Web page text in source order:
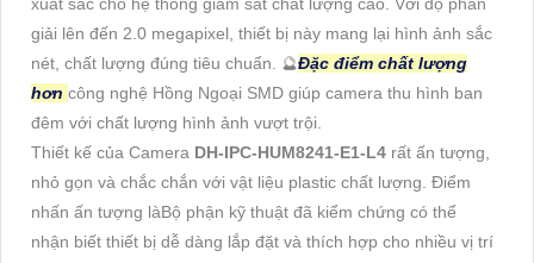
giải lên đến 2.0 megapixel, thiết bị này mang lại hình ảnh sắc
nét, chất lượng đúng tiêu chuẩn. 🔮Đặc điểm chất lượng
hơn công nghệ Hồng Ngoại SMD giúp camera thu hình ban
đêm với chất lượng hình ảnh vượt trội.
Thiết kế của Camera DH-IPC-HUM8241-E1-L4 rất ấn tượng,
nhỏ gọn và chắc chắn với vật liệu plastic chất lượng. Điểm
nhấn ấn tượng làBộ phận kỹ thuật đã kiểm chứng có thể
nhận biết thiết bị dễ dàng lắp đặt và thích hợp cho nhiều vị trí